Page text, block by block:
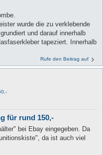
wurde die zu verklebende
und darauf innerhalb
tapeziert. Innerhalb
Rufe den Beitrag auf
für rund 150,-
bei Ebay eingegeben. Da
da ist auch viel